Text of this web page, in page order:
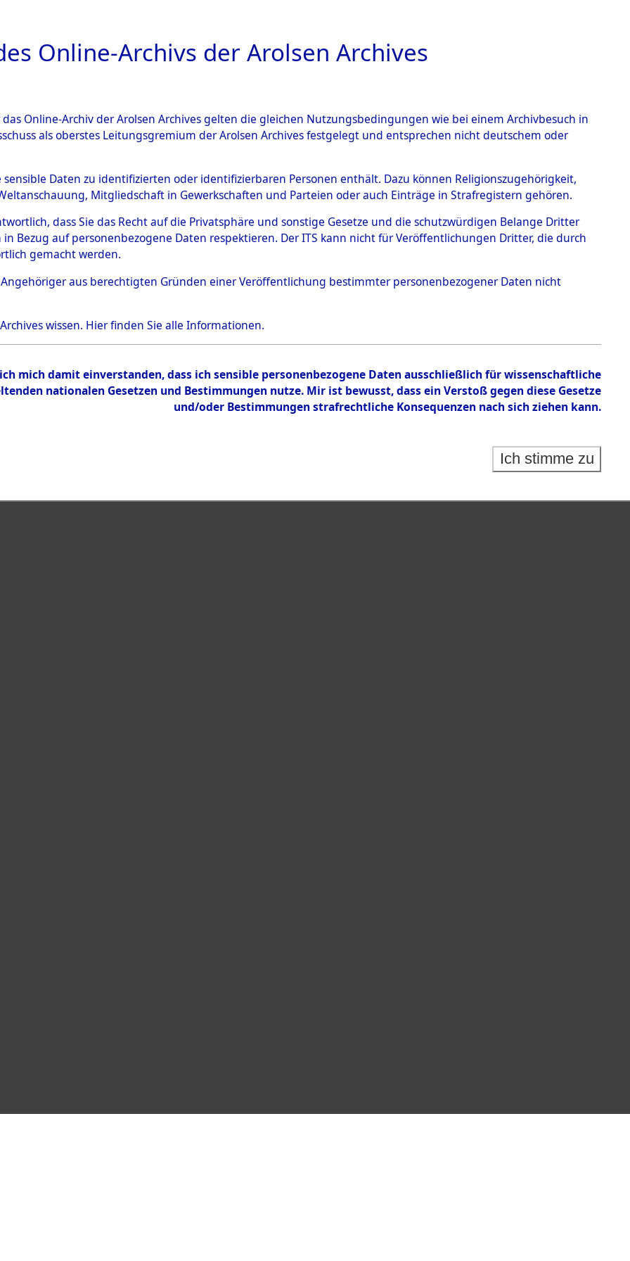
ARCHIVALE ÜBERSICHT BILD
→Kreis Bad Gandersheim→0124 (101100515)
0124 (101100515)
Übergeordnetes
Niedersachsen
Inhalt
Zur Übersicht
Online-Archivs der Arolsen Archives
Online-Archiv der Arolsen Archives gelten die gleichen Nutzungsbedingungen wie bei einem Archivbesuch in
als oberstes Leitungsgremium der Arolsen Archives festgelegt und entsprechen nicht deutschem oder
sensible Daten zu identifizierten oder identifizierbaren Personen enthält. Dazu können Religionszugehörigkeit,
Mitgliedschaft in Gewerkschaften und Parteien oder auch Einträge in Strafregistern gehören.
dass Sie das Recht auf die Privatsphäre und sonstige Gesetze und die schutzwürdigen Belange Dritter
Bezug auf personenbezogene Daten respektieren. Der ITS kann nicht für Veröffentlichungen Dritter, die durch
gemacht werden.
Angehöriger aus berechtigten Gründen einer Veröffentlichung bestimmter personenbezogener Daten nicht
wissen. Hierfinden Sie alle Informationen.
mich damit einverstanden, dass ich sensible personenbezogene Daten ausschließlich für wissenschaftliche
nationalen Gesetzen und Bestimmungen nutze. Mir ist bewusst, dass ein Verstoß gegen diese Gesetze
und/oder Bestimmungen strafrechtliche Konsequenzen nach sich ziehen kann.
Ich stimme zu